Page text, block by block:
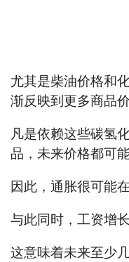
尤其是柴油价格和
渐反映到更多商品价
凡是依赖这些碳氢
品，未来价格都可
因此，通胀很可能
与此同时，工资增
这意味着未来至少